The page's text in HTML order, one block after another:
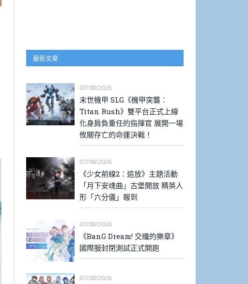
最新文章
07/08/2026
末世機甲 SLG《機甲突襲：
Titan Rush》雙平台正式上線
化身肩負重任的指揮官 展開一場
攸關存亡的命運決戰！
07/08/2026
《少女前線2：追放》主題活動
「月下安魂曲」古堡開放 精英人
形「六分儀」報到
07/08/2026
《BanG Dream! 交織的樂章》
國際服封閉測試正式開跑
07/08/2026